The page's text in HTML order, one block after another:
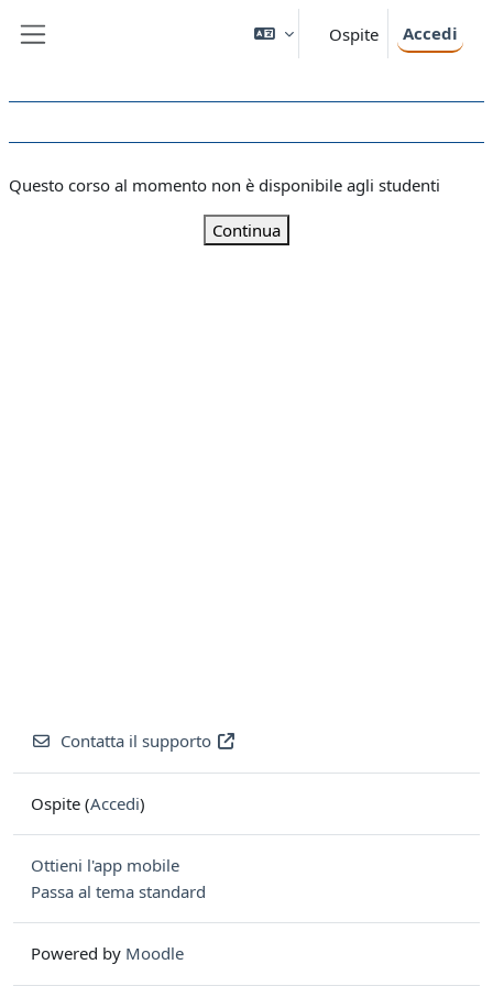
Ospite Accedi
Questo corso al momento non è disponibile agli studenti
Continua
Contatta il supporto
Ospite (Accedi)
Ottieni l'app mobile
Passa al tema standard
Powered by Moodle